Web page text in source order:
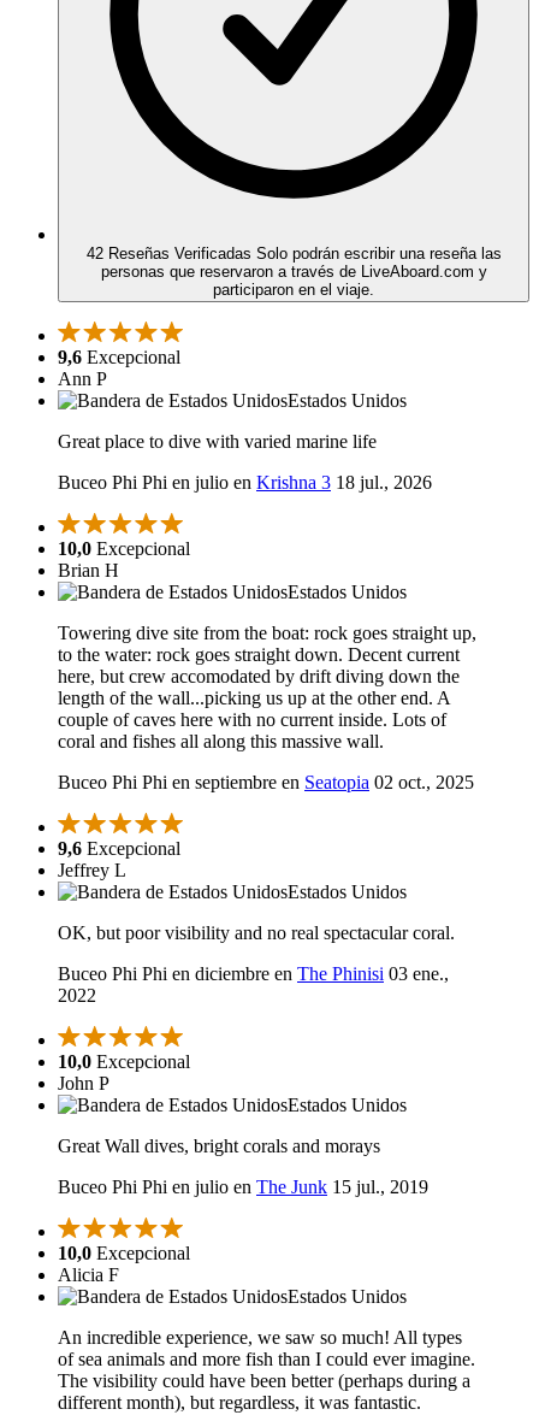
42 Reseñas Verificadas Solo podrán escribir una reseña las
personas que reservaron a través de LiveAboard.com y
participaron en el viaje.
9,6 Excepcional
Ann P
Estados Unidos
Great place to dive with varied marine life
Buceo Phi Phi en julio en Krishna 3 18 jul., 2026
10,0 Excepcional
Brian H
Estados Unidos
Towering dive site from the boat: rock goes straight up,
to the water: rock goes straight down. Decent current
here, but crew accomodated by drift diving down the
length of the wall...picking us up at the other end. A
couple of caves here with no current inside. Lots of
coral and fishes all along this massive wall.
Buceo Phi Phi en septiembre en Seatopia 02 oct., 2025
9,6 Excepcional
Jeffrey L
Estados Unidos
OK, but poor visibility and no real spectacular coral.
Buceo Phi Phi en diciembre en The Phinisi 03 ene.,
2022
10,0 Excepcional
John P
Estados Unidos
Great Wall dives, bright corals and morays
Buceo Phi Phi en julio en The Junk 15 jul., 2019
10,0 Excepcional
Alicia F
Estados Unidos
An incredible experience, we saw so much! All types
of sea animals and more fish than I could ever imagine.
The visibility could have been better (perhaps during a
different month), but regardless, it was fantastic.